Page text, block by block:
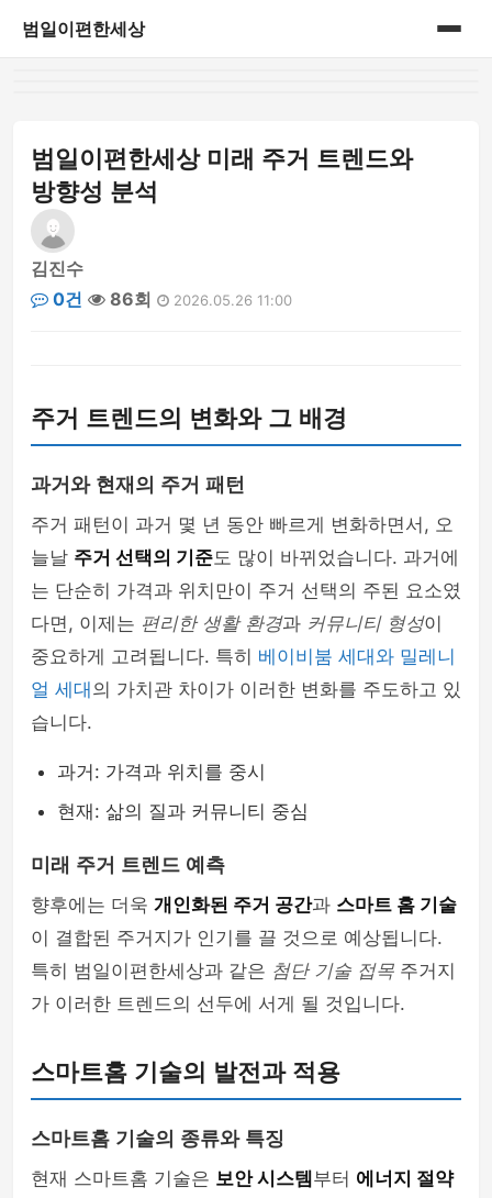
범일이편한세상
범일이편한세상 미래 주거 트렌드와
방향성 분석
김진수
0건
86회 2026.05.26 11:00
주거 트렌드의 변화와 그 배경
과거와 현재의 주거 패턴
주거 패턴이 과거 몇 년 동안 빠르게 변화하면서, 오
늘날 주거 선택의 기준도 많이 바뀌었습니다. 과거에
는 단순히 가격과 위치만이 주거 선택의 주된 요소였
다면, 이제는 편리한 생활 환경과 커뮤니티 형성이
중요하게 고려됩니다. 특히 베이비붐 세대와 밀레니
얼 세대 의 가치관 차이가 이러한 변화를 주도하고 있
습니다.
과거: 가격과 위치를 중시
현재: 삶의 질과 커뮤니티 중심
미래 주거 트렌드 예측
향후에는 더욱 개인화된 주거 공간과 스마트 홈 기술
이 결합된 주거지가 인기를 끌 것으로 예상됩니다.
특히 범일이편한세상과 같은 첨단 기술 접목 주거지
가 이러한 트렌드의 선두에 서게 될 것입니다.
스마트홈 기술의 발전과 적용
스마트홈 기술의 종류와 특징
현재 스마트홈 기술은 보안 시스템 부터 에너지 절약